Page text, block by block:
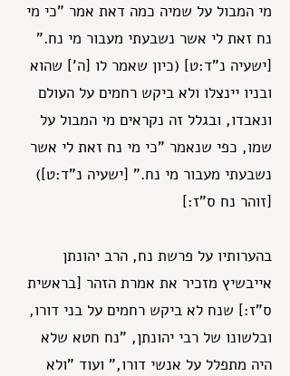
מי המבול על שמיה כמה דאת אמר "כי מי
נח זאת לי אשר נשבעתי מעבור מי נח."
[ישעיה נ"ד:ט] (כיון שאמר לו [ה'] שהוא
ובניו יינצלו ולא ביקש רחמים על העולם
ונאבדו, ובגלל זה נקראים מי המבול על
שמו, כפי שנאמר "כי מי נח זאת לי אשר
נשבעתי מעבור מי נח." [ישעיה נ"ד:ט])
[זוהר נח ס"ז:]
בהערותיו על פרשת נח, הרב יהונתן
אייבשיץ מזכיר את אמרת הזהר [בראשית
ס"ז:] שנח לא ביקש רחמים על בני דורו,
ובלשונו של רבי יהונתן, "נח חטא שלא
היה מתפלל על אנשי דורו," ועוד "ולא